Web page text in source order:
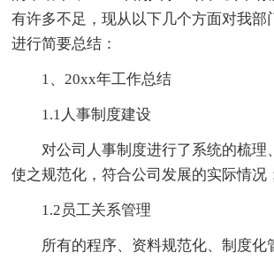
有许多不足，现从以下几个方面对我部
进行简要总结：
1、20xx年工作总结
1.1人事制度建设
对公司人事制度进行了系统的梳理
使之规范化，符合公司发展的实际情况
1.2员工关系管理
所有的程序、资料规范化、制度化